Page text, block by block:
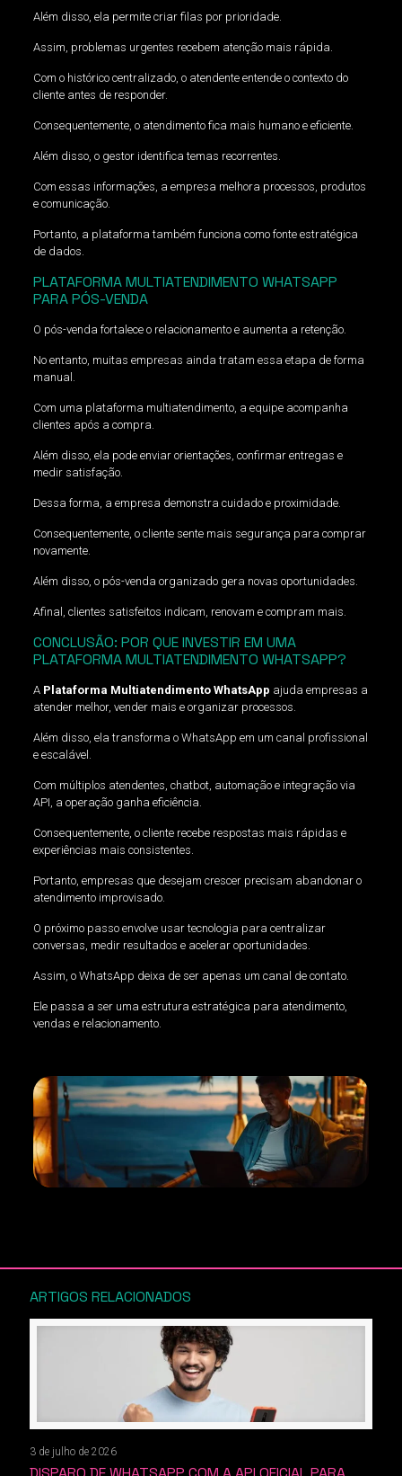
Além disso, ela permite criar filas por prioridade.
Assim, problemas urgentes recebem atenção mais rápida.
Com o histórico centralizado, o atendente entende o contexto do
cliente antes de responder.
Consequentemente, o atendimento fica mais humano e eficiente.
Além disso, o gestor identifica temas recorrentes.
Com essas informações, a empresa melhora processos, produtos
e comunicação.
Portanto, a plataforma também funciona como fonte estratégica
de dados.
PLATAFORMA MULTIATENDIMENTO WHATSAPP
PARA PÓS-VENDA
O pós-venda fortalece o relacionamento e aumenta a retenção.
No entanto, muitas empresas ainda tratam essa etapa de forma
manual.
Com uma plataforma multiatendimento, a equipe acompanha
clientes após a compra.
Além disso, ela pode enviar orientações, confirmar entregas e
medir satisfação.
Dessa forma, a empresa demonstra cuidado e proximidade.
Consequentemente, o cliente sente mais segurança para comprar
novamente.
Além disso, o pós-venda organizado gera novas oportunidades.
Afinal, clientes satisfeitos indicam, renovam e compram mais.
CONCLUSÃO: POR QUE INVESTIR EM UMA
PLATAFORMA MULTIATENDIMENTO WHATSAPP?
A Plataforma Multiatendimento WhatsApp ajuda empresas a
atender melhor, vender mais e organizar processos.
Além disso, ela transforma o WhatsApp em um canal profissional
e escalável.
Com múltiplos atendentes, chatbot, automação e integração via
API, a operação ganha eficiência.
Consequentemente, o cliente recebe respostas mais rápidas e
experiências mais consistentes.
Portanto, empresas que desejam crescer precisam abandonar o
atendimento improvisado.
O próximo passo envolve usar tecnologia para centralizar
conversas, medir resultados e acelerar oportunidades.
Assim, o WhatsApp deixa de ser apenas um canal de contato.
Ele passa a ser uma estrutura estratégica para atendimento,
vendas e relacionamento.
ARTIGOS RELACIONADOS
3 de julho de 2026